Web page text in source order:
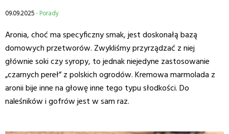
09.09.2025- Porady
Aronia, choć ma specyficzny smak, jest doskonałą bazą
domowych przetworów. Zwykliśmy przyrządzać z niej
głównie soki czy syropy, to jednak niejedyne zastosowanie
„czarnych pereł” z polskich ogrodów. Kremowa marmolada z
aronii bije inne na głowę inne tego typu słodkości. Do
naleśników i gofrów jest w sam raz.